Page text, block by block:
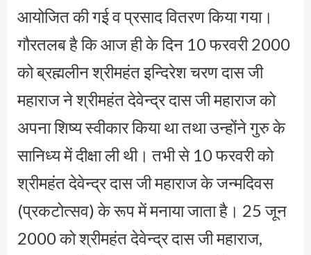
आयोजित की गई व प्रसाद वितरण किया गया।
गौरतलब है कि आज ही के दिन 10 फरवरी 2000
को ब्रह्मलीन श्रीमहंत इन्दिरेश चरण दास जी
महाराज ने श्रीमहंत देवेन्द्र दास जी महाराज को
अपना शिष्य स्वीकार किया था तथा उन्होंने गुरु के
सानिध्य में दीक्षा ली थी। तभी से 10 फरवरी को
श्रीमहंत देवेन्द्र दास जी महाराज के जन्मदिवस
(प्रकटोत्सव) के रूप में मनाया जाता है। 25 जून
2000 को श्रीमहंत देवेन्द्र दास जी महाराज,